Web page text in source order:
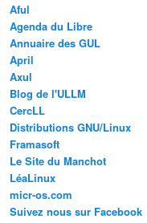
Aful
Agenda du Libre
Annuaire des GUL
April
Axul
Blog de l'ULLM
CercLL
Distributions GNU/Linux
Framasoft
Le Site du Manchot
LéaLinux
micr-os.com
Suivez nous sur Facebook